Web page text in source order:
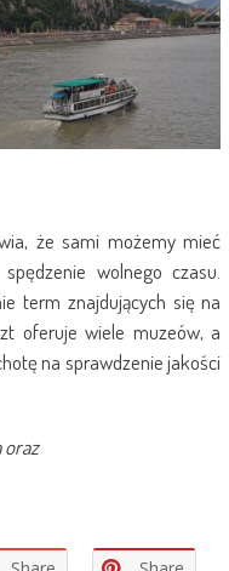
że sami możemy mieć
wolnego czasu.
term znajdujących się na
oferuje wiele muzeów, a
na sprawdzenie jakości
oraz